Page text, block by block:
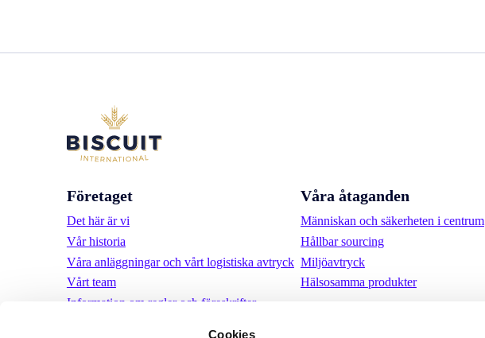
Cookies
Företaget
Det här är vi
Vår historia
Våra anläggningar och vårt logistiska avtryck
Vårt team
Information om regler och föreskrifter
Våra åtaganden
Människan och säkerheten i centrum
Hållbar sourcing
Miljöavtryck
Hälsosamma produkter